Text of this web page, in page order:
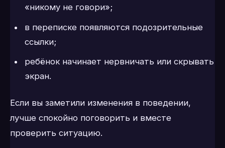
«никому не говори»;
в переписке появляются подозрительные
ссылки;
ребёнок начинает нервничать или скрывать
экран.
Если вы заметили изменения в поведении,
лучше спокойно поговорить и вместе
проверить ситуацию.